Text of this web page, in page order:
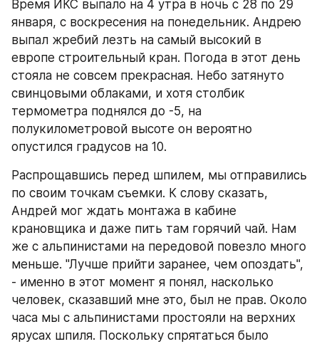
Время ИКС выпало на 4 утра в ночь с 28 по 29
января, с воскресения на понедельник. Андрею
выпал жребий лезть на самый высокий в
европе строительный кран. Погода в этот день
стояла не совсем прекрасная. Небо затянуто
свинцовыми облаками, и хотя столбик
термометра поднялся до -5, на
полукилометровой высоте он вероятно
опустился градусов на 10.
Распрощавшись перед шпилем, мы отправились
по своим точкам съемки. К слову сказать,
Андрей мог ждать монтажа в кабине
крановщика и даже пить там горячий чай. Нам
же с альпинистами на передовой повезло много
меньше. "Лучше прийти заранее, чем опоздать",
- именно в этот момент я понял, насколько
человек, сказавший мне это, был не прав. Около
часа мы с альпинистами простояли на верхних
ярусах шпиля. Поскольку спрятаться было